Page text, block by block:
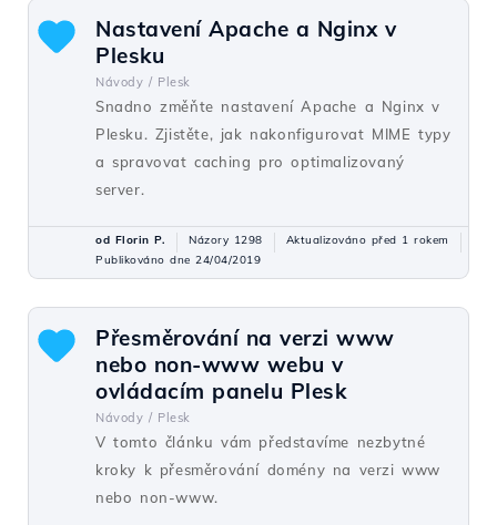
Nastavení Apache a Nginx v
Plesku
Návody / Plesk
Snadno změňte nastavení Apache a Nginx v
Plesku. Zjistěte, jak nakonfigurovat MIME typy
a spravovat caching pro optimalizovaný
server.
od Florin P. Názory 1298
Aktualizováno před 1 rokem
Publikováno dne 24/04/2019
Přesměrování na verzi www
nebo non-www webu v
ovládacím panelu Plesk
Návody / Plesk
V tomto článku vám představíme nezbytné
kroky k přesměrování domény na verzi www
nebo non-www.